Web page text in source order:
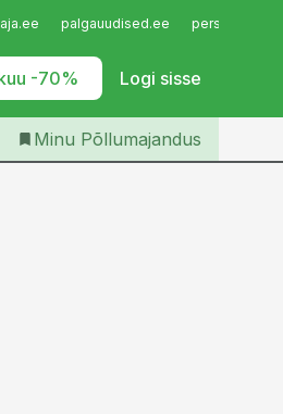
palgauudised.ee
-70% Logi sisse
Iseteenindus
Põllumajandus
Minu Põllumajandus